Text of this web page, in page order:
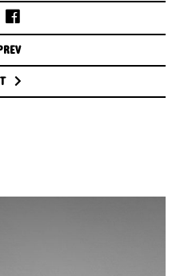
Post
navigation